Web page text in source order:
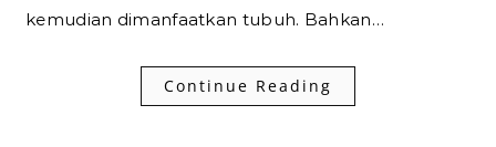
kemudian dimanfaatkan tubuh. Bahkan…
Continue Reading